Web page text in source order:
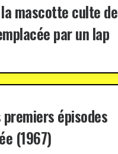
mascotte culte de
par un lap
épisodes
(1967)